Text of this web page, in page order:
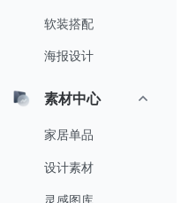
软装搭配
海报设计
素材中心
家居单品
设计素材